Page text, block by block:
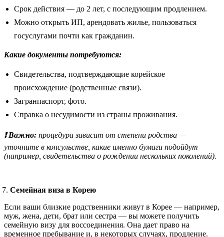
Срок действия — до 2 лет, с последующим продлением.
Можно открыть ИП, арендовать жилье, пользоваться
госуслугами почти как гражданин.
Какие документы потребуются:
Свидетельства, подтверждающие корейское
происхождение (родственные связи).
Загранпаспорт, фото.
Справка о несудимости из страны проживания.
❗ Важно: процедура зависит от степени родства —
уточните в консульстве, какие именно бумаги подойдут
(например, свидетельства о рождении нескольких поколений).
Семейная виза в Корею
Если ваши близкие родственники живут в Корее — например,
муж, жена, дети, брат или сестра — вы можете получить
семейную визу для воссоединения. Она дает право на
временное пребывание и, в некоторых случаях, продление.